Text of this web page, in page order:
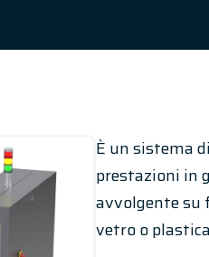
È un sistema
prestazioni in
avvolgente
vetro o